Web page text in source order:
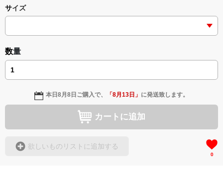
サイズ
数量
本日8月8日 ご購入で、 「8月13日 」 に発送致します。
カートに追加
欲しいものリストに追加する
0